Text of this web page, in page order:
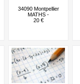
34090 Montpellier
MATHS -
20 €